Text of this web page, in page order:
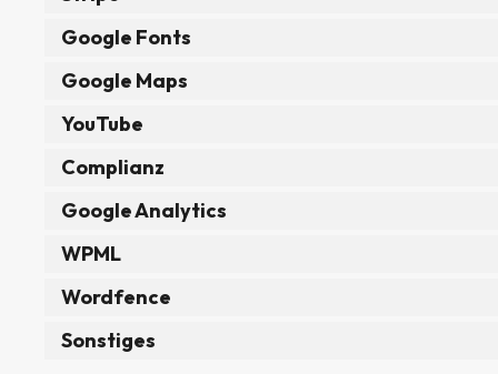
Google Fonts
Google Maps
YouTube
Complianz
Google Analytics
WPML
Wordfence
Sonstiges